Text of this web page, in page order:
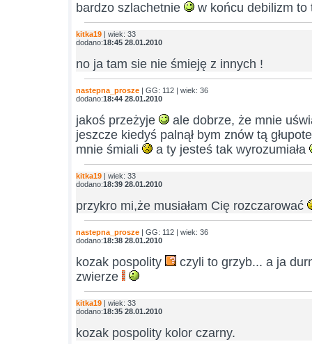
bardzo szlachetnie w końcu debilizm to
kitka19 | wiek: 33
dodano:18:45 28.01.2010
no ja tam sie nie śmieję z innych !
nastepna_prosze | GG: 112 | wiek: 36
dodano:18:44 28.01.2010
jakoś przeżyje
ale dobrze, że mnie
jeszcze kiedyś palnął bym znów tą
mnie śmiali
a ty jesteś tak wyrozumiała
kitka19 | wiek: 33
dodano:18:39 28.01.2010
przykro mi,że musiałam Cię rozczarować
nastepna_prosze | GG: 112 | wiek: 36
dodano:18:38 28.01.2010
kozak pospolity
czyli to grzyb... a ja
zwierze
kitka19 | wiek: 33
dodano:18:35 28.01.2010
kozak pospolity kolor czarny.